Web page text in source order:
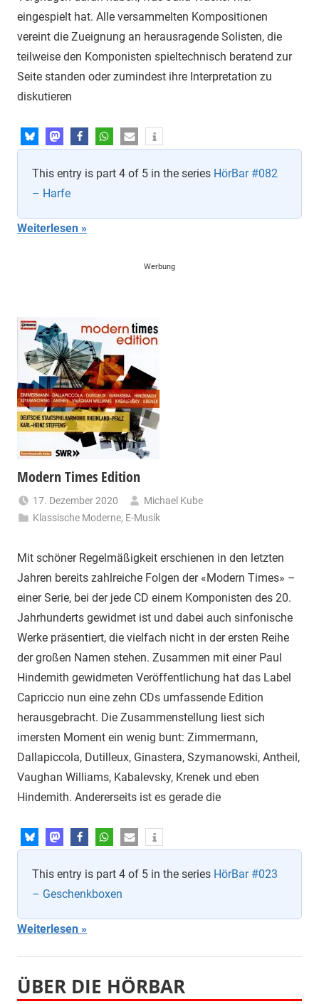
eingespielt hat. Alle versammelten Kompositionen
vereint die Zueignung an herausragende Solisten, die
teilweise den Komponisten spieltechnisch beratend zur
Seite standen oder zumindest ihre Interpretation zu
diskutieren
This entry is part 4 of 5 in the series HörBar #082
– Harfe
Weiterlesen
Werbung
Modern Times Edition
17. Dezember 2020
Michael Kube
Klassische Moderne, E-Musik
Mit schöner Regelmäßigkeit erschienen in den letzten
Jahren bereits zahlreiche Folgen der «Modern Times» –
einer Serie, bei der jede CD einem Komponisten des 20.
Jahrhunderts gewidmet ist und dabei auch sinfonische
Werke präsentiert, die vielfach nicht in der ersten Reihe
der großen Namen stehen. Zusammen mit einer Paul
Hindemith gewidmeten Veröffentlichung hat das Label
Capriccio nun eine zehn CDs umfassende Edition
herausgebracht. Die Zusammenstellung liest sich
imersten Moment ein wenig bunt: Zimmermann,
Dallapiccola, Dutilleux, Ginastera, Szymanowski, Antheil,
Vaughan Williams, Kabalevsky, Krenek und eben
Hindemith. Andererseits ist es gerade die
This entry is part 4 of 5 in the series HörBar #023
– Geschenkboxen
Weiterlesen
ÜBER DIE HÖRBAR